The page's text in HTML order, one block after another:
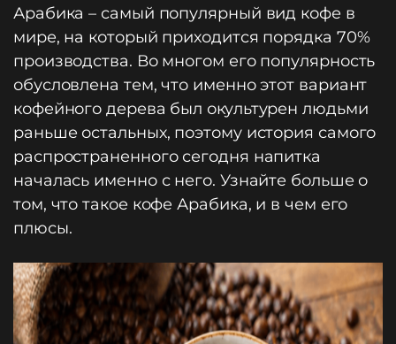
Арабика – самый популярный вид кофе в
мире, на который приходится порядка 70%
производства. Во многом его популярность
обусловлена тем, что именно этот вариант
кофейного дерева был окультурен людьми
раньше остальных, поэтому история самого
распространенного сегодня напитка
началась именно с него. Узнайте больше о
том, что такое кофе Арабика, и в чем его
плюсы.